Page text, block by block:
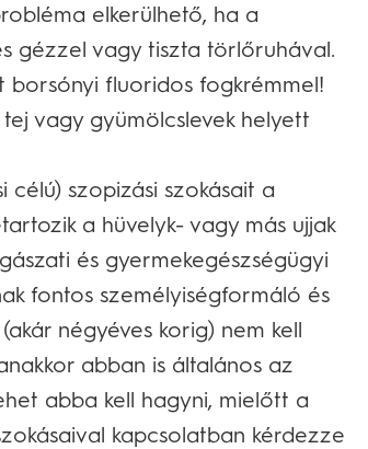
elkerülhető, ha a
gézzel vagy tiszta törlőruhával.
borsónyi fluoridos fogkrémmel!
vagy gyümölcslevek helyett
célú) szopizási szokásait a
a hüvelyk- vagy más ujjak
és gyermekegészségügyi
fontos személyiségformáló és
négyéves korig) nem kell
abban is általános az
abba kell hagyni, mielőtt a
kapcsolatban kérdezze